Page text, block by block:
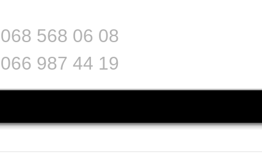
068 568 06 08
066 987 44 19